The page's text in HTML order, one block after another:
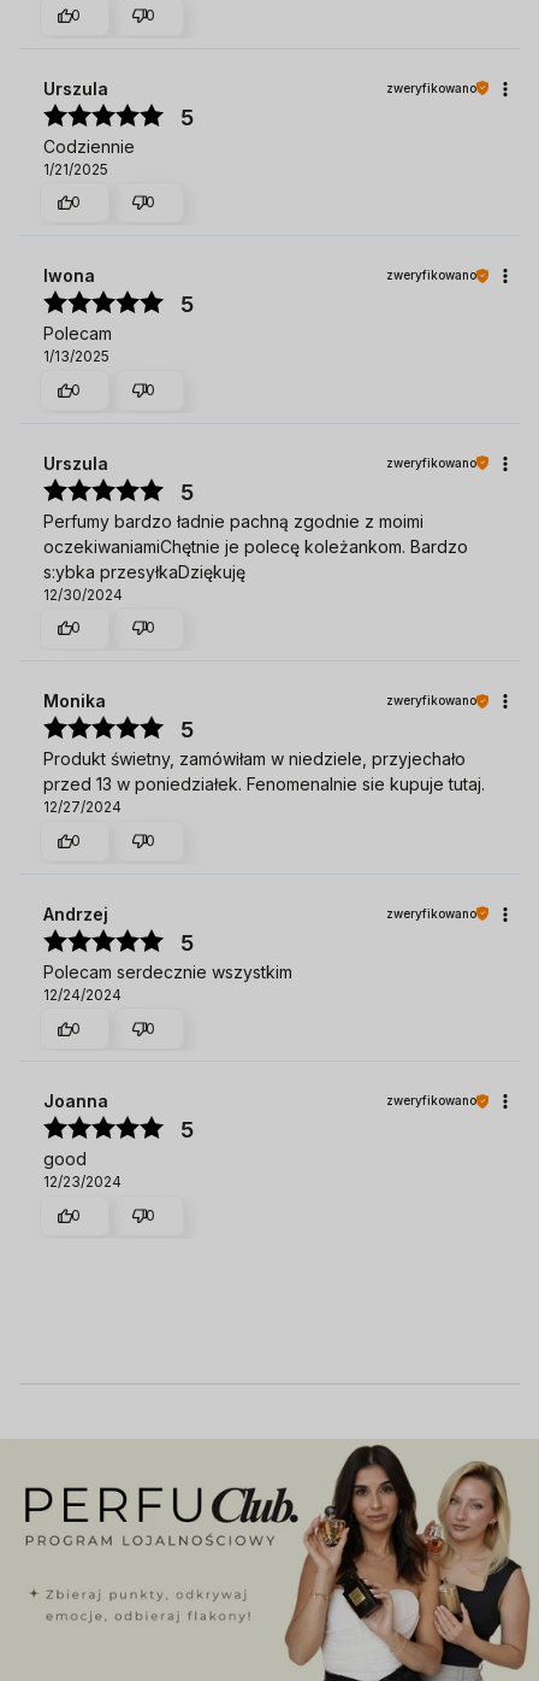
0
0
Urszula zweryfikowano
5
Codziennie
1/21/2025
0
0
Iwona zweryfikowano
5
Polecam
1/13/2025
0
0
Urszula zweryfikowano
5
Perfumy bardzo ładnie pachną zgodnie z moimi
oczekiwaniamiChętnie je polecę koleżankom. Bardzo
s:ybka przesyłkaDziękuję
12/30/2024
0
0
Monika zweryfikowano
5
Produkt świetny, zamówiłam w niedziele, przyjechało
przed 13 w poniedziałek. Fenomenalnie sie kupuje tutaj.
12/27/2024
0
0
Andrzej zweryfikowano
5
Polecam serdecznie wszystkim
12/24/2024
0
0
Joanna zweryfikowano
5
good
12/23/2024
0
0